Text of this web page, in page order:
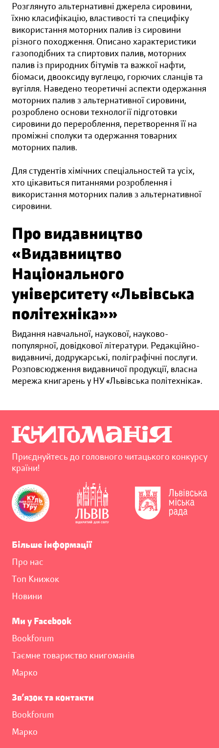
Розглянуто альтернативні джерела сировини,
їхню класифікацію, властивості та специфіку
використання моторних палив із сировини
різного походження. Описано характеристики
газоподібних та спиртових палив, моторних
палив із природних бітумів та важкої нафти,
біомаси, двооксиду вуглецю, горючих сланців та
вугілля. Наведено теоретичні аспекти одержання
моторних палив з альтернативної сировини,
розроблено основи технології підготовки
сировини до перероблення, перетворення її на
проміжні сполуки та одержання товарних
моторних палив.
Для студентів хімічних спеціальностей та усіх,
хто цікавиться питаннями розроблення і
використання моторних палив з альтернативної
сировини.
Про видавництво
«Видавництво
Національного
університету «Львівська
політехніка»»
Видання навчальної, наукової, науково-
популярної, довідкової літератури. Редакційно-
видавничі, додрукарські, поліграфічні послуги.
Розповсюдження видавничої продукції, власна
мережа книгарень у НУ «Львівська політехніка».
Приєднуйтесь до головного читацького конкурсу
країни!
Більше інформації
Про нас
Топ Книжок
Новини
Ми у Facebook
Bookforum
Таємне товариство книгоманів
Марко
Зв’язок та контакти
Bookforum
Марко